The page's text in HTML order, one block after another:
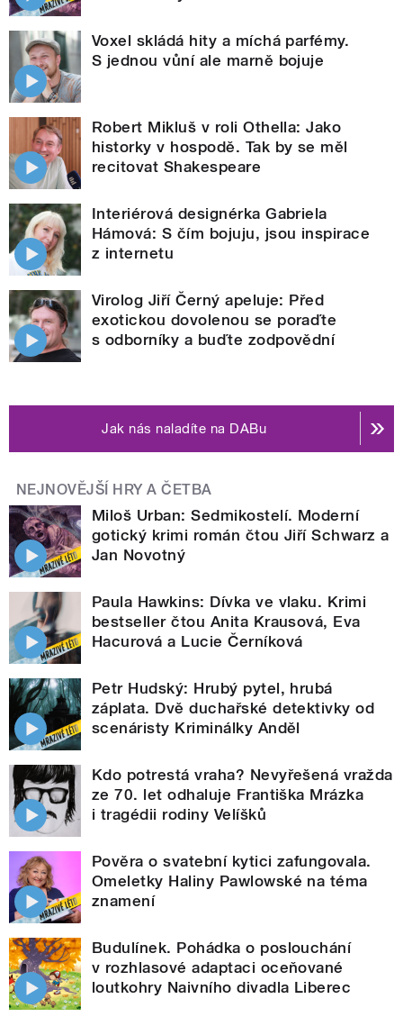
Voxel skládá hity a míchá parfémy.
S jednou vůní ale marně bojuje
Robert Mikluš v roli Othella: Jako
historky v hospodě. Tak by se měl
recitovat Shakespeare
Interiérová designérka Gabriela
Hámová: S čím bojuju, jsou inspirace
z internetu
Virolog Jiří Černý apeluje: Před
exotickou dovolenou se poraďte
s odborníky a buďte zodpovědní
Jak nás naladíte na DABu
NEJNOVĚJŠÍ HRY A ČETBA
Miloš Urban: Sedmikostelí. Moderní
gotický krimi román čtou Jiří Schwarz a
Jan Novotný
Paula Hawkins: Dívka ve vlaku. Krimi
bestseller čtou Anita Krausová, Eva
Hacurová a Lucie Černíková
Petr Hudský: Hrubý pytel, hrubá
záplata. Dvě duchařské detektivky od
scenáristy Kriminálky Anděl
Kdo potrestá vraha? Nevyřešená vražda
ze 70. let odhaluje Františka Mrázka
i tragédii rodiny Velíšků
Pověra o svatební kytici zafungovala.
Omeletky Haliny Pawlowské na téma
znamení
Budulínek. Pohádka o poslouchání
v rozhlasové adaptaci oceňované
loutkohry Naivního divadla Liberec